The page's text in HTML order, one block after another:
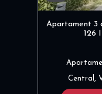
Apartament 3
126
Central,